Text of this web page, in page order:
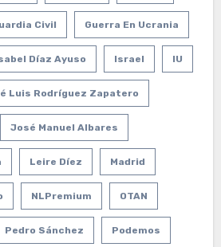
Civil Guerra En Ucrania
Díaz Ayuso Israel IU
Luis Rodríguez Zapatero
José Manuel Albares
Leire Díez Madrid
NLPremium OTAN
Pedro Sánchez Podemos